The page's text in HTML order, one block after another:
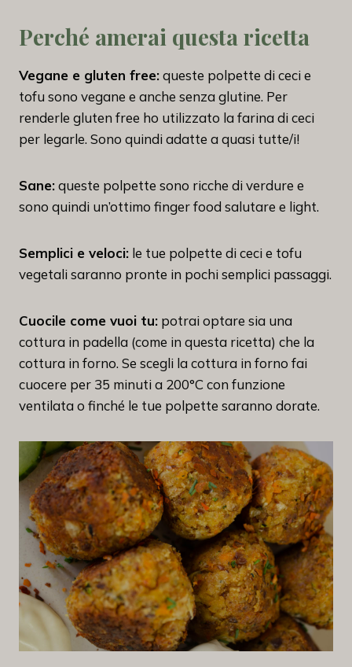
Perché amerai questa ricetta
Vegane e gluten free:queste polpette di ceci e
tofu sono vegane e anche senza glutine. Per
renderle gluten free ho utilizzato la farina di ceci
per legarle. Sono quindi adatte a quasi tutte/i!
Sane:queste polpette sono ricche di verdure e
sono quindi un’ottimo finger food salutare e light.
Semplici e veloci: le tue polpette di ceci e tofu
vegetali saranno pronte in pochi semplici passaggi.
Cuocile come vuoi tu: potrai optare sia una
cottura in padella (come in questa ricetta) che la
cottura in forno. Se scegli la cottura in forno fai
cuocere per 35 minuti a 200°C con funzione
ventilata o finché le tue polpette saranno dorate.